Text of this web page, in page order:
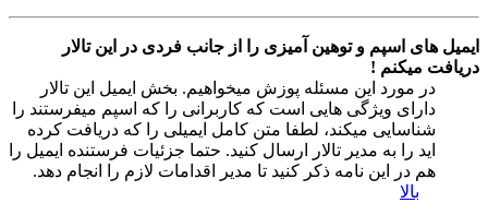
ایمیل های اسپم و توهین آمیزی را از جانب فردی در این تالار
دریافت میکنم !
در مورد این مسئله پوزش میخواهیم. بخش ایمیل این تالار
دارای ویژگی هایی است که کاربرانی را که اسپم میفرستند را
شناسایی میکند، لطفا متن کامل ایمیلی را که دریافت کرده
اید را به مدیر تالار ارسال کنید. حتما جزئیات فرستنده ایمیل را
هم در این نامه ذکر کنید تا مدیر اقدامات لازم را انجام دهد.
بالا